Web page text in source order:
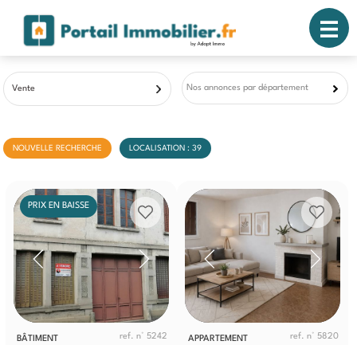
Vente Nos annonces par département
NOUVELLE RECHERCHE LOCALISATION : 39
PRIX EN BAISSE
BÂTIMENT ref. n° 5242 APPARTEMENT ref. n° 5820